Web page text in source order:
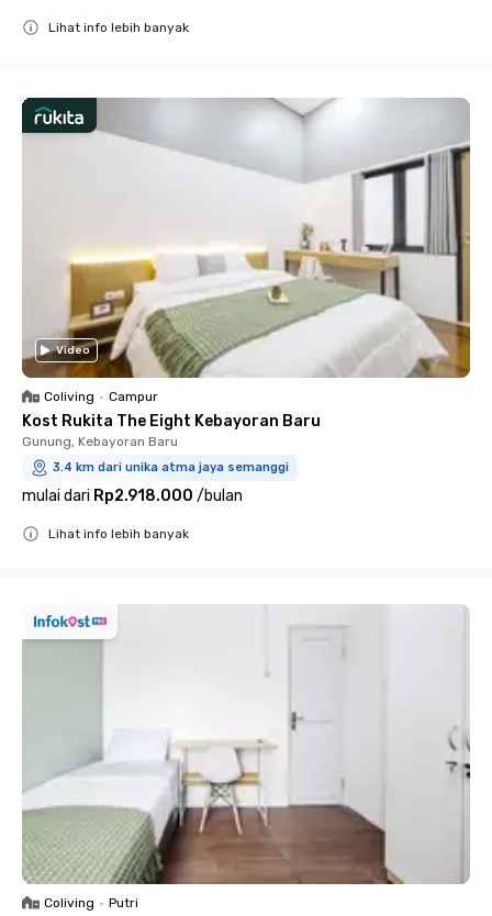
Lihat info lebih banyak
Video
Coliving • Campur
Kost Rukita The Eight Kebayoran Baru
Gunung, Kebayoran Baru
3.4 km dari unika atma jaya semanggi
mulai dari Rp2.918.000 /bulan
Lihat info lebih banyak
Coliving • Putri